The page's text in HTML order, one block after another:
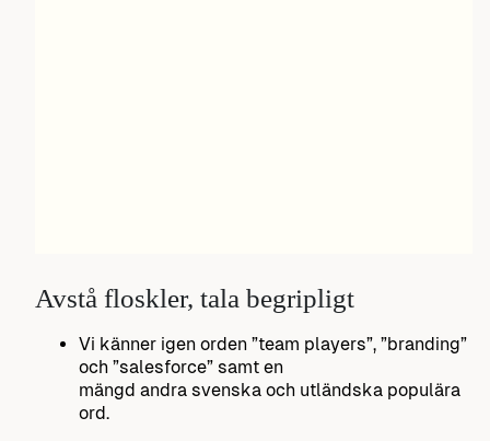
Avstå floskler, tala begripligt
Vi känner igen orden ”team players”, ”branding”
och ”salesforce” samt en
mängd andra svenska och utländska populära
ord.